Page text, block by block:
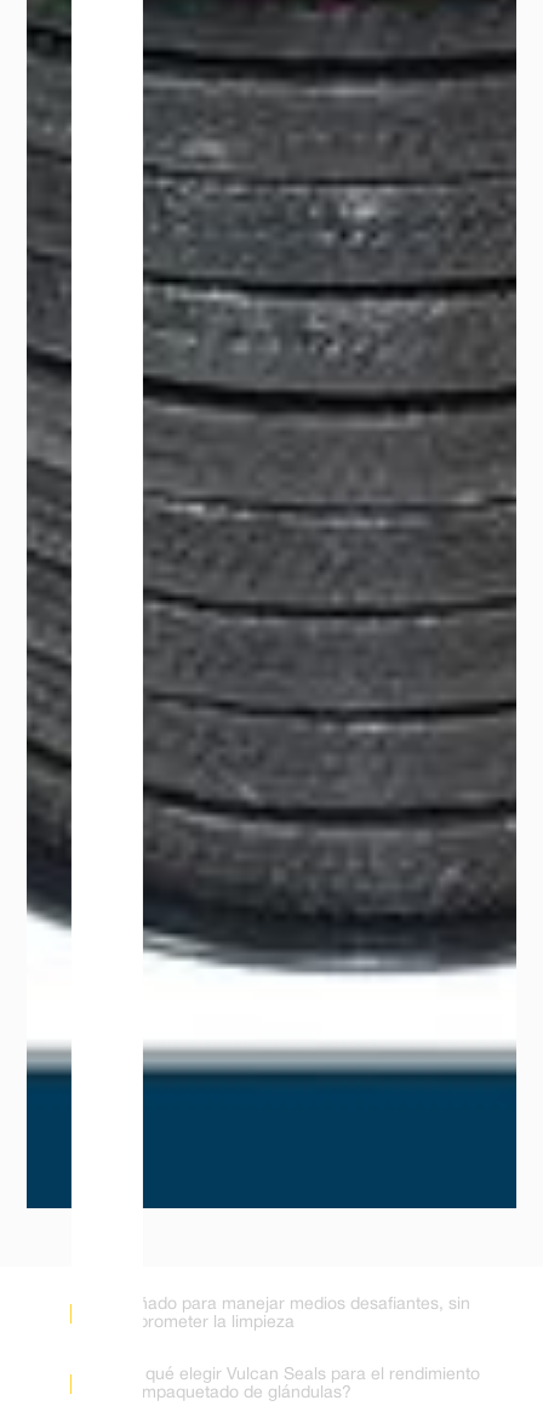
Diseñado para manejar medios desafiantes, sin
comprometer la limpieza
¿Por qué elegir Vulcan Seals para el rendimiento
del empaquetado de glándulas?